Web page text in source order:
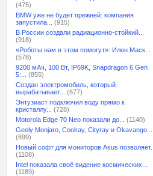
(475)
BMW уже не будет прежней: компания
запустила...
(915)
В России создали радиационно-стойкий...
(918)
«Роботы нам в этом помогут»: Илон Маск...
(578)
9200 мАч, 100 Вт, IP69K, Snapdragon 6 Gen
5:...
(855)
Создан электромобиль, который
вырабатывает...
(677)
Энтузиаст подключил воду прямо к
кристаллу...
(728)
Motorola Edge 70 Neo показали до...
(1140)
Geely Monjaro, Coolray, Cityray и Okavango...
(699)
Новый софт для мониторов Asus позволяет...
(1108)
Intel показала своё видение космических...
(1189)